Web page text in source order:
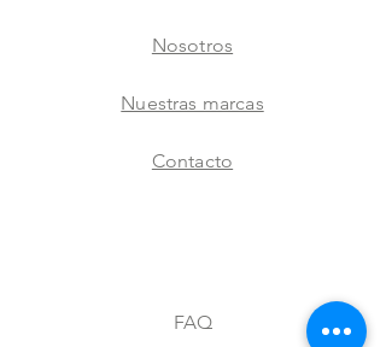
Nosotros
Nuestras marcas
Contacto
FAQ